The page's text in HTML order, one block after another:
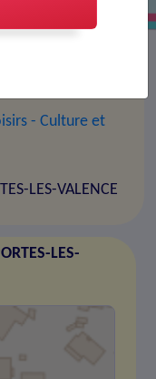
- Culture et
LES-VALENCE
LES-